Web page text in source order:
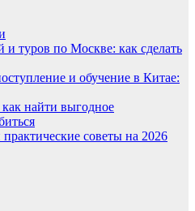
и туров по Москве: как сделать
и обучение в Китае:
найти выгодное
советы на 2026